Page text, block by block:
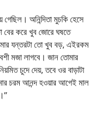
অনিন্দিতা মুচকি হেসে
বের করে খুব জোরে ঘষতে
যন্তরটা তো খুব বড়, এইরকম
মজা লাগবে। জান তোমার
চুদে দেয়, তবে ওর বাড়াটা
চরম আনন্দ হওয়ার আগেই মাল